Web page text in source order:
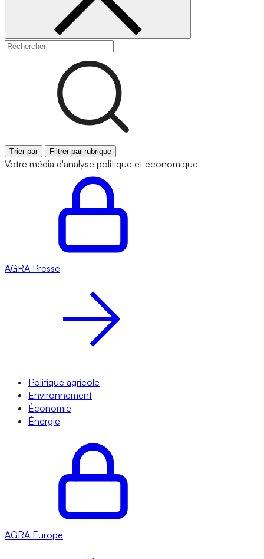
Trier par Filtrer par rubrique
Votre média d'analyse politique et économique
AGRA Presse
Politique agricole
Environnement
Économie
Énergie
AGRA Europe